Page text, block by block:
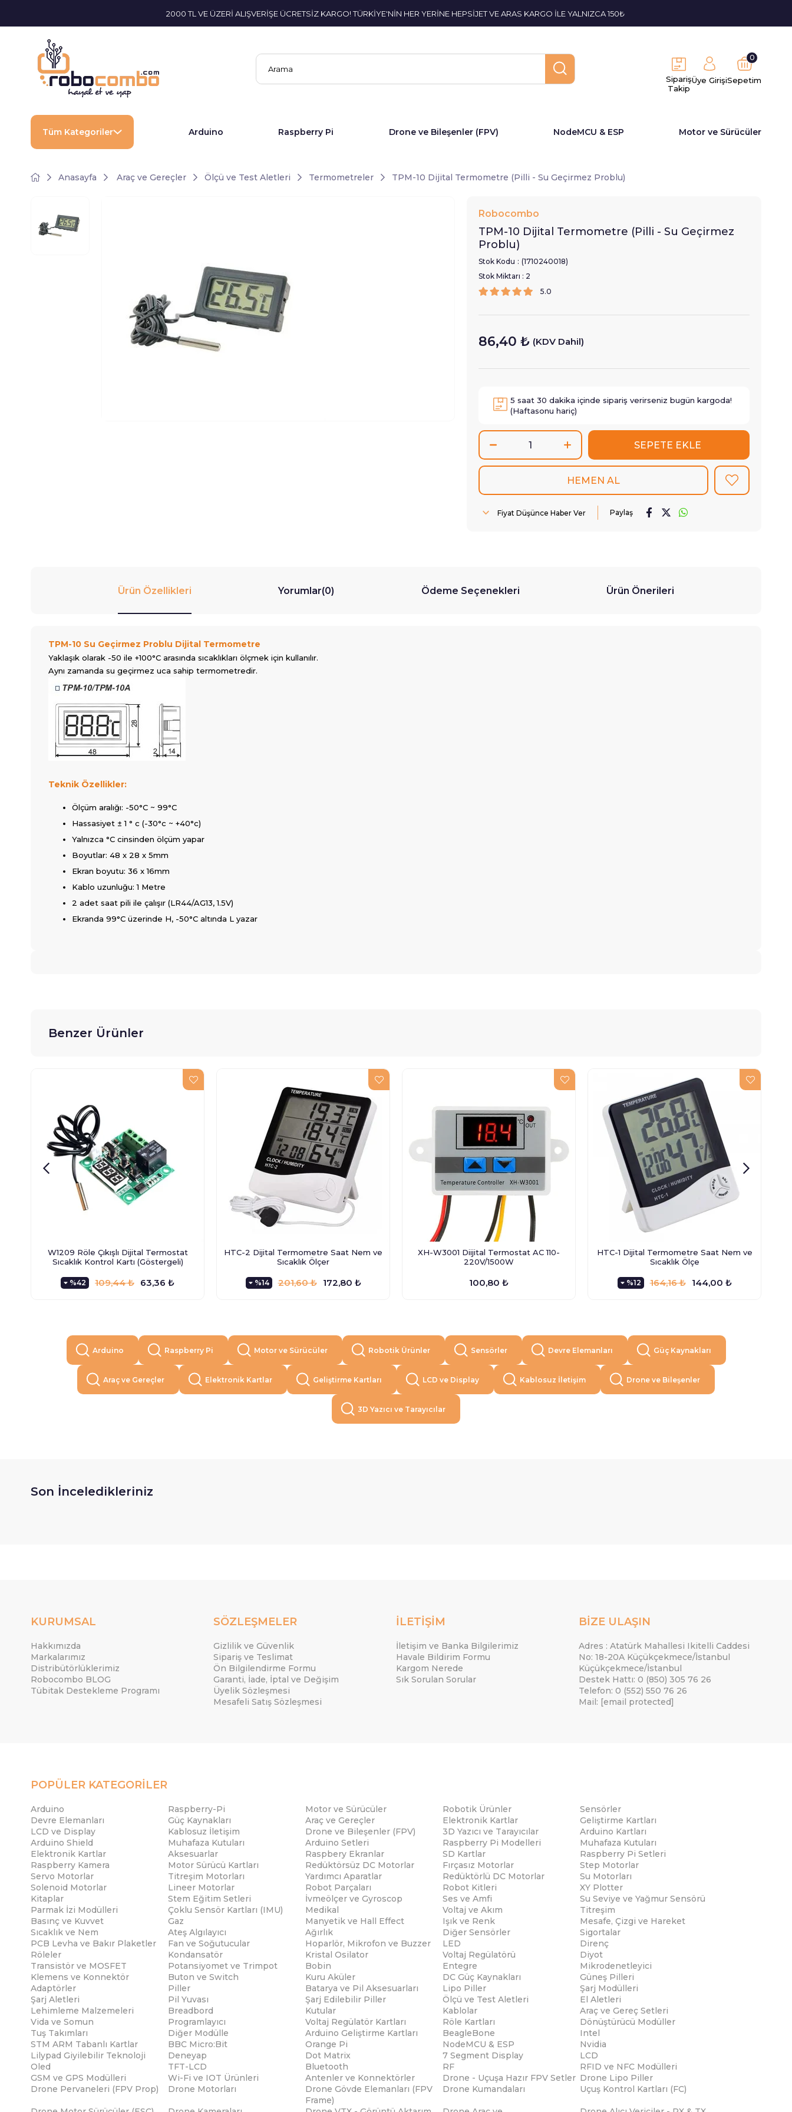
2000 TL VE ÜZERİ ALIŞVERİŞE ÜCRETSİZ KARGO! TÜRKİYE'NİN HER YERİNE HEPSİJET VE ARAS KARGO İLE YALNIZCA 150₺
Sipariş
Takip
Üye GirişiSepetim
0
Tüm Kategoriler Arduino Raspberry Pi Drone ve Bileşenler (FPV) NodeMCU & ESP Motor ve Sürücüler
Anasayfa Araç ve Gereçler Ölçü ve Test Aletleri Termometreler TPM-10 Dijital Termometre (Pilli - Su Geçirmez Problu)
Robocombo
TPM-10 Dijital Termometre (Pilli - Su Geçirmez
Problu)
Stok Kodu
(1710240018)
Stok Miktarı : 2
5.0
86,40 ₺ (KDV Dahil)
5 saat 30 dakika içinde sipariş verirseniz bugün kargoda!
(Haftasonu hariç)
Fiyat Düşünce Haber Ver Paylaş
Ürün Özellikleri Yorumlar(0) Ödeme Seçenekleri Ürün Önerileri
TPM-10 Su Geçirmez Problu Dijital Termometre
Yaklaşık olarak -50 ile +100°C arasında sıcaklıkları ölçmek için kullanılır.
Aynı zamanda su geçirmez uca sahip termometredir.
Teknik Özellikler:
Ölçüm aralığı: -50°C ~ 99°C
Hassasiyet ± 1 ° c (-30°c ~ +40°c)
Yalnızca °C cinsinden ölçüm yapar
Boyutlar: 48 x 28 x 5mm
Ekran boyutu: 36 x 16mm
Kablo uzunluğu: 1 Metre
2 adet saat pili ile çalışır (LR44/AG13, 1.5V)
Ekranda 99°C üzerinde H, -50°C altında L yazar
Benzer Ürünler
W1209 Röle Çıkışlı Dijital Termostat
Sıcaklık Kontrol Kartı (Göstergeli)
%42 63,36 ₺
109,44 ₺
HTC-2 Dijital Termometre Saat Nem ve
Sıcaklık Ölçer
%14 172,80 ₺
201,60 ₺
XH-W3001 Diijital Termostat AC 110-
220V/1500W
100,80 ₺
HTC-1 Dijital Termometre Saat Nem ve
Sıcaklık Ölçe
%12 144,00 ₺
164,16 ₺
Arduino Raspberry Pi Motor ve Sürücüler Robotik Ürünler Sensörler Devre Elemanları Güç Kaynakları
Araç ve Gereçler Elektronik Kartlar Geliştirme Kartları LCD ve Display Kablosuz İletişim Drone ve Bileşenler
3D Yazıcı ve Tarayıcılar
Son İnceledikleriniz
KURUMSAL
Hakkımızda
Markalarımız
Distribütörlüklerimiz
Robocombo BLOG
Tübitak Destekleme Programı
SÖZLEŞMELER
Gizlilik ve Güvenlik
Sipariş ve Teslimat
Ön Bilgilendirme Formu
Garanti, İade, İptal ve Değişim
Üyelik Sözleşmesi
Mesafeli Satış Sözleşmesi
İLETİŞİM
İletişim ve Banka Bilgilerimiz
Havale Bildirim Formu
Kargom Nerede
Sık Sorulan Sorular
BİZE ULAŞIN
Adres : Atatürk Mahallesi Ikitelli Caddesi
No: 18-20A Küçükçekmece/İstanbul
Küçükçekmece/İstanbul
Destek Hattı: 0 (850) 305 76 26
Telefon: 0 (552) 550 76 26
Mail: [email protected]
POPÜLER KATEGORİLER
Arduino Raspberry-Pi Motor ve Sürücüler Robotik Ürünler
Sensörler
Devre Elemanları
Güç Kaynakları Araç ve Gereçler Elektronik Kartlar
Geliştirme Kartları
LCD ve Display
Kablosuz İletişim Drone ve Bileşenler (FPV) 3D Yazıcı ve Tarayıcılar
Arduino Kartları
Arduino Shield
Muhafaza Kutuları Arduino Setleri Raspberry Pi Modelleri
Muhafaza Kutuları
Elektronik Kartlar
Aksesuarlar Raspbery Ekranlar SD Kartlar
Raspberry Pi Setleri
Raspberry Kamera
Motor Sürücü Kartları Redüktörsüz DC Motorlar Fırçasız Motorlar
Step Motorlar
Servo Motorlar
Titreşim Motorları Yardımcı Aparatlar Redüktörlü DC Motorlar
Su Motorları
Solenoid Motorlar
Lineer Motorlar Robot Parçaları Robot Kitleri
XY Plotter
Kitaplar
Stem Eğitim Setleri İvmeölçer ve Gyroscop Ses ve Amfi
Su Seviye ve Yağmur Sensörü
Parmak İzi Modülleri
Çoklu Sensör Kartları (IMU) Medikal Voltaj ve Akım
Titreşim
Basınç ve Kuvvet
Gaz Manyetik ve Hall Effect Işık ve Renk
Mesafe, Çizgi ve Hareket
Sıcaklık ve Nem
Ateş Algılayıcı Ağırlık Diğer Sensörler
Sigortalar
PCB Levha ve Bakır Plaketler
Fan ve Soğutucular Hoparlör, Mikrofon ve Buzzer LED
Direnç
Röleler
Kondansatör Kristal Osilator Voltaj Regülatörü
Diyot
Transistör ve MOSFET
Potansiyomet ve Trimpot Bobin Entegre
Mikrodenetleyici
Klemens ve Konnektör
Buton ve Switch Kuru Aküler DC Güç Kaynakları
Güneş Pilleri
Adaptörler
Piller Batarya ve Pil Aksesuarları Lipo Piller
Şarj Modülleri
Şarj Aletleri
Pil Yuvası Şarj Edilebilir Piller Ölçü ve Test Aletleri
El Aletleri
Lehimleme Malzemeleri
Breadbord Kutular Kablolar
Araç ve Gereç Setleri
Vida ve Somun
Programlayıcı Voltaj Regülatör Kartları Röle Kartları
Dönüştürücü Modüller
Tuş Takımları
Diğer Modülle Arduino Geliştirme Kartları BeagleBone
Intel
STM ARM Tabanlı Kartlar
BBC Micro:Bit Orange Pi NodeMCU & ESP
Nvidia
Lilypad Giyilebilir Teknoloji
Deneyap Dot Matrix 7 Segment Display
LCD
Oled
TFT-LCD Bluetooth RF
RFID ve NFC Modülleri
GSM ve GPS Modülleri
Wi-Fi ve IOT Ürünleri Antenler ve Konnektörler Drone - Uçuşa Hazır FPV Setler Drone Lipo Piller
Drone Pervaneleri (FPV Prop)
Drone Motorları
Drone Gövde Elemanları (FPV
Frame)
Drone Kumandaları Uçuş Kontrol Kartları (FC)